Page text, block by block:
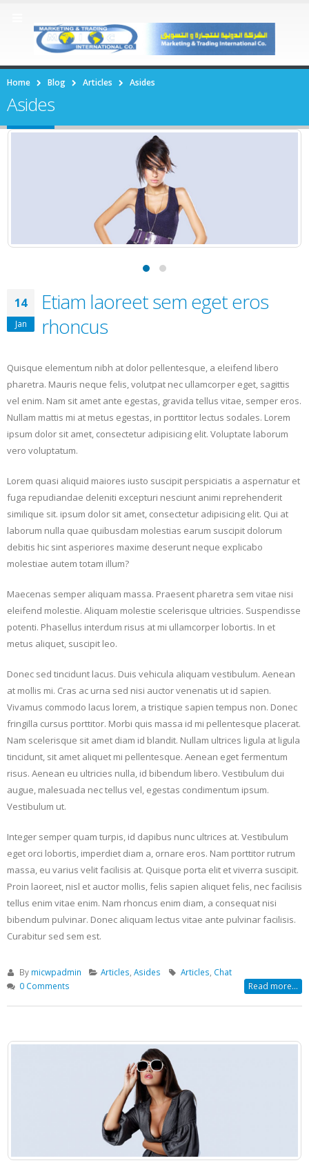
Home Blog Articles Asides
Asides
14
Jan
Etiam laoreet sem eget eros
rhoncus
Quisque elementum nibh at dolor pellentesque, a eleifend libero
pharetra. Mauris neque felis, volutpat nec ullamcorper eget, sagittis
vel enim. Nam sit amet ante egestas, gravida tellus vitae, semper eros.
Nullam mattis mi at metus egestas, in porttitor lectus sodales. Lorem
ipsum dolor sit amet, consectetur adipisicing elit. Voluptate laborum
vero voluptatum.
Lorem quasi aliquid maiores iusto suscipit perspiciatis a aspernatur et
fuga repudiandae deleniti excepturi nesciunt animi reprehenderit
similique sit. ipsum dolor sit amet, consectetur adipisicing elit. Qui at
laborum nulla quae quibusdam molestias earum suscipit dolorum
debitis hic sint asperiores maxime deserunt neque explicabo
molestiae autem totam illum?
Maecenas semper aliquam massa. Praesent pharetra sem vitae nisi
eleifend molestie. Aliquam molestie scelerisque ultricies. Suspendisse
potenti. Phasellus interdum risus at mi ullamcorper lobortis. In et
metus aliquet, suscipit leo.
Donec sed tincidunt lacus. Duis vehicula aliquam vestibulum. Aenean
at mollis mi. Cras ac urna sed nisi auctor venenatis ut id sapien.
Vivamus commodo lacus lorem, a tristique sapien tempus non. Donec
fringilla cursus porttitor. Morbi quis massa id mi pellentesque placerat.
Nam scelerisque sit amet diam id blandit. Nullam ultrices ligula at ligula
tincidunt, sit amet aliquet mi pellentesque. Aenean eget fermentum
risus. Aenean eu ultricies nulla, id bibendum libero. Vestibulum dui
augue, malesuada nec tellus vel, egestas condimentum ipsum.
Vestibulum ut.
Integer semper quam turpis, id dapibus nunc ultrices at. Vestibulum
eget orci lobortis, imperdiet diam a, ornare eros. Nam porttitor rutrum
massa, eu varius velit facilisis at. Quisque porta elit et viverra suscipit.
Proin laoreet, nisl et auctor mollis, felis sapien aliquet felis, nec facilisis
tellus enim vitae enim. Nam rhoncus enim diam, a consequat nisi
bibendum pulvinar. Donec aliquam lectus vitae ante pulvinar facilisis.
Curabitur sed sem est.
By micwpadmin Articles ,Asides Articles Chat
0 Comments
Read more...